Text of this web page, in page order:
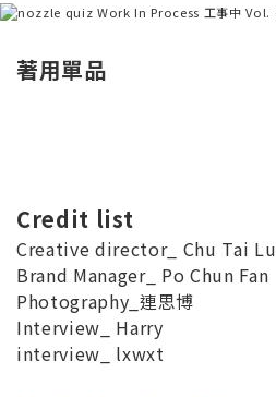
著用單品
Credit list
Creative director_ Chu Tai Lu
Brand Manager_ Po Chun Fan
Photography_連思博
Interview_ Harry
interview_ lxwxt